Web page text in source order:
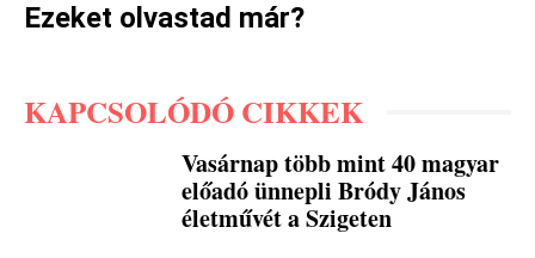
Ezeket olvastad már?
KAPCSOLÓDÓ CIKKEK
Vasárnap több mint 40 magyar
előadó ünnepli Bródy János
életművét a Szigeten